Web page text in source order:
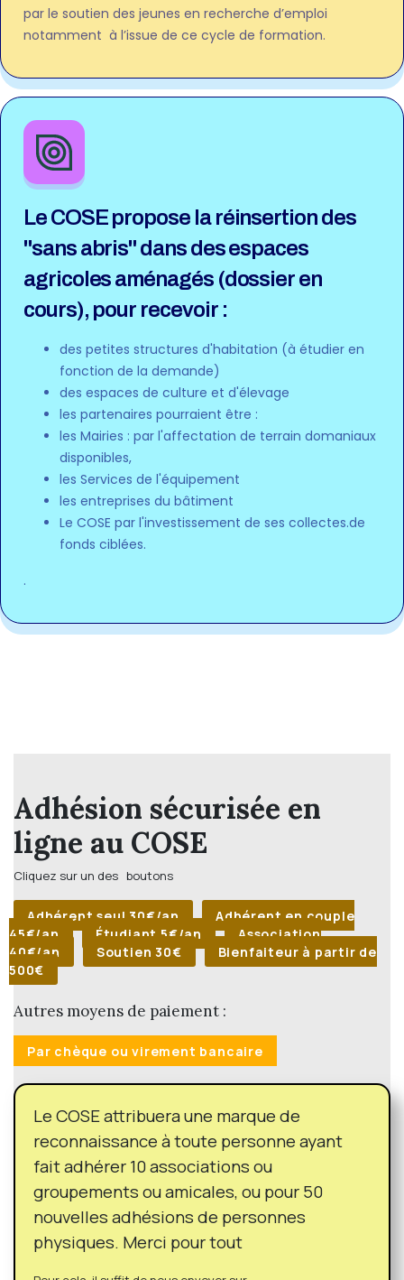
par le soutien des jeunes en recherche d’emploi
notamment à l’issue de ce cycle de formation.
Le COSE propose la réinsertion des
"sans abris" dans des espaces
agricoles aménagés (dossier en
cours), pour recevoir :
des petites structures d'habitation (à étudier en
fonction de la demande)
des espaces de culture et d'élevage
les partenaires pourraient être :
les Mairies : par l'affectation de terrain domaniaux
disponibles,
les Services de l'équipement
les entreprises du bâtiment
Le COSE par l'investissement de ses collectes.de
fonds ciblées.
.
Adhésion sécurisée en
ligne au COSE
Cliquez sur un des boutons
Adhérent seul 30€/an
Adhérent en couple
45€/an
Étudiant 5€/an
Association
40€/an
Soutien 30€
Bienfaiteur à partir de
500€
Autres moyens de paiement :
Par chèque ou virement bancaire
Le COSE attribuera une marque de
reconnaissance à toute personne ayant
fait adhérer 10 associations ou
groupements ou amicales, ou pour 50
nouvelles adhésions de personnes
physiques. Merci pour tout